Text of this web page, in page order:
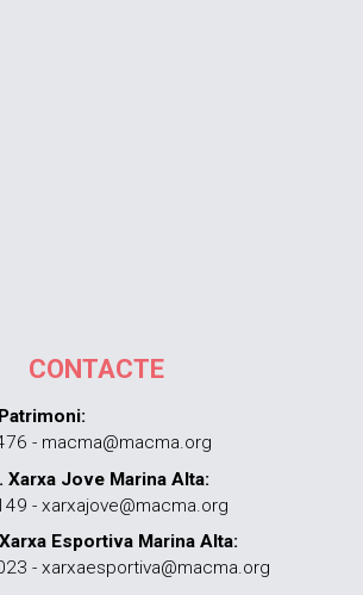
CONTACTE
- macma@macma.org
Xarxa Jove Marina Alta:
- xarxajove@macma.org
Esportiva Marina Alta:
- xarxaesportiva@macma.org